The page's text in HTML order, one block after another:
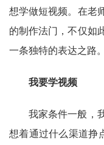
想学做短视频。在老
的制作法门，不仅如
一条独特的表达之路。
我要学视频
我家条件一般，
想着通过什么渠道挣